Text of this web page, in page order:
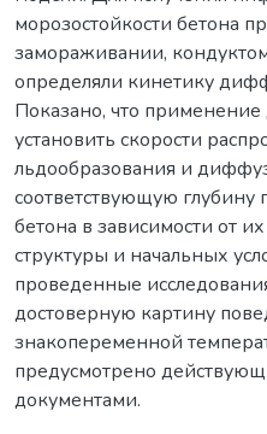
морозостойкости бетона
замораживании,
определяли кинетику
Показано, что применение
установить скорости
льдообразования и
соответствующую
бетона в зависимости от
структуры и начальных
проведенные
достоверную картину
знакопеременной
предусмотрено
документами.